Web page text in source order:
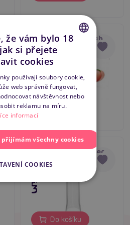
4.7
Size Matters Flesh
Extender Curved
realistický návlek na
penis
Skladem
795 Kč
Do košíku
4
RAMROD Extender
Large 7,6″ (Clear),
hladký návlek na
penis
Skladem
349 Kč
Do košíku
ENGLISH
že vám bylo 18
si přejete
cookies
používají soubory cookie,
web správně fungovat,
návštěvnost nebo
reklamu na míru.
informací
všechny cookies
COOKIES